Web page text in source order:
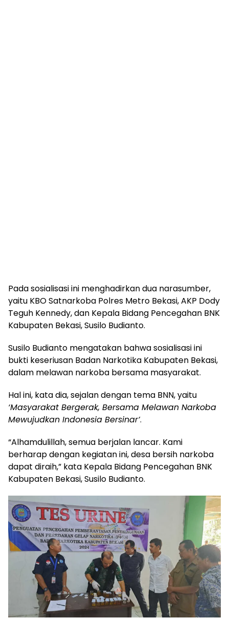
Pada sosialisasi ini menghadirkan dua narasumber,
yaitu KBO Satnarkoba Polres Metro Bekasi, AKP Dody
Teguh Kennedy, dan Kepala Bidang Pencegahan BNK
Kabupaten Bekasi, Susilo Budianto.
Susilo Budianto mengatakan bahwa sosialisasi ini
bukti keseriusan Badan Narkotika Kabupaten Bekasi,
dalam melawan narkoba bersama masyarakat.
Hal ini, kata dia, sejalan dengan tema BNN, yaitu
‘Masyarakat Bergerak, Bersama Melawan Narkoba
Mewujudkan Indonesia Bersinar’.
“Alhamdulillah, semua berjalan lancar. Kami
berharap dengan kegiatan ini, desa bersih narkoba
dapat diraih,” kata Kepala Bidang Pencegahan BNK
Kabupaten Bekasi, Susilo Budianto.